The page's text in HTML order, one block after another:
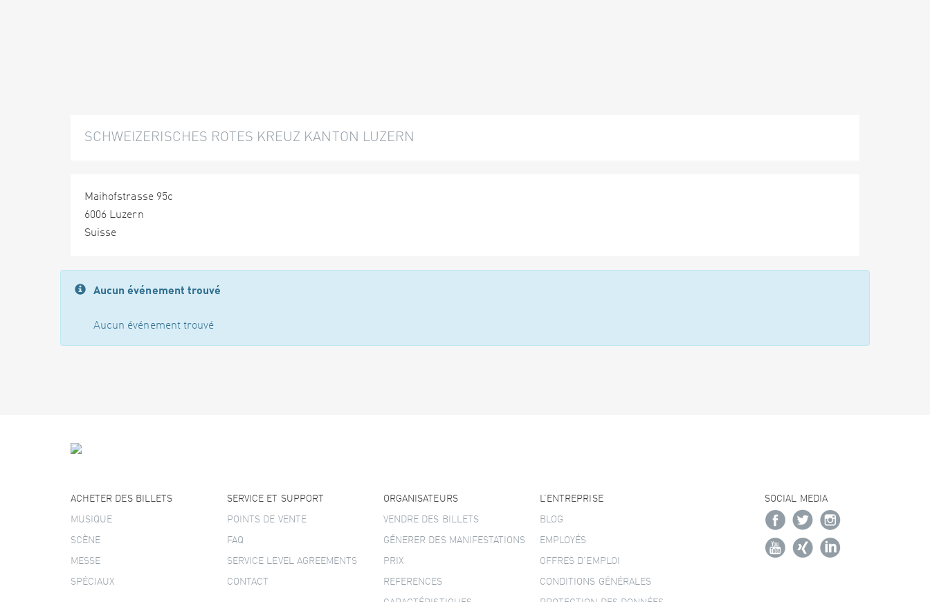
SCHWEIZERISCHES ROTES KREUZ KANTON LUZERN
Maihofstrasse 95c
6006 Luzern
Suisse
Aucun événement trouvé
Aucun événement trouvé
ACHETER DES BILLETS
MUSIQUE
SCÈNE
MESSE
SPÉCIAUX
SERVICE ET SUPPORT
POINTS DE VENTE
FAQ
SERVICE LEVEL AGREEMENTS
CONTACT
ORGANISATEURS
VENDRE DES BILLETS
GÉNERER DES MANIFESTATIONS
PRIX
REFERENCES
L’ENTREPRISE
BLOG
EMPLOYÉS
OFFRES D’EMPLOI
CONDITIONS GÉNÉRALES
SOCIAL MEDIA